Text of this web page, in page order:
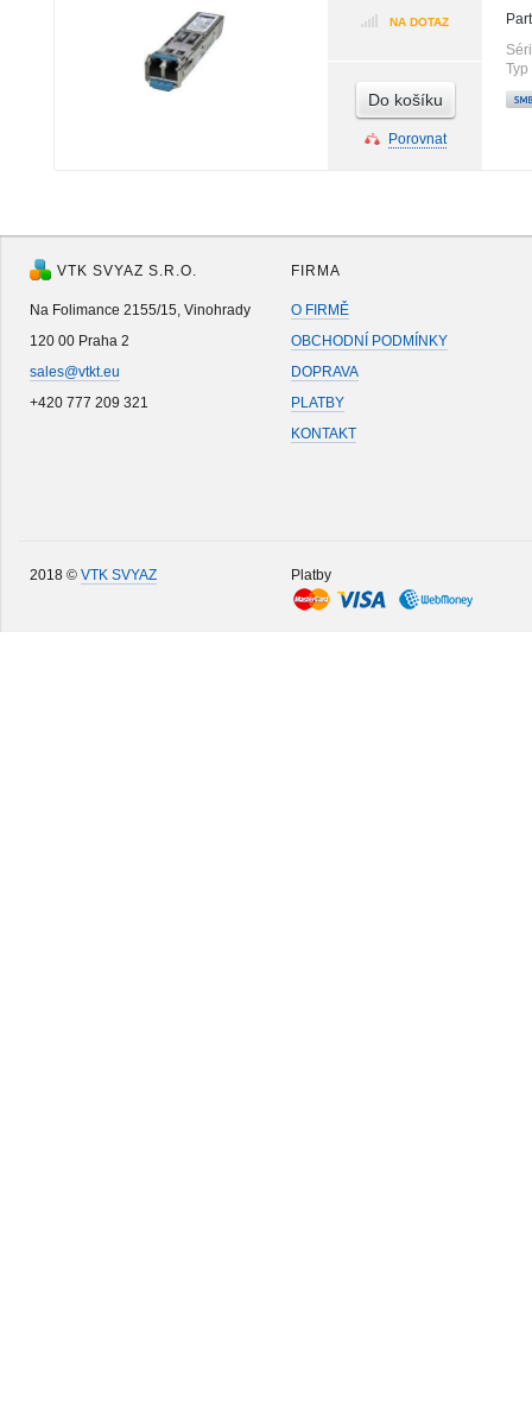
NA DOTAZ
Do košíku
Porovnat
VTK SVYAZ S.R.O.
Na Folimance 2155/15, Vinohrady
120 00 Praha 2
sales@vtkt.eu
+420 777 209 321
FIRMA
O FIRMĚ
OBCHODNÍ PODMÍNKY
DOPRAVA
PLATBY
KONTAKT
2018 © VTK SVYAZ Platby